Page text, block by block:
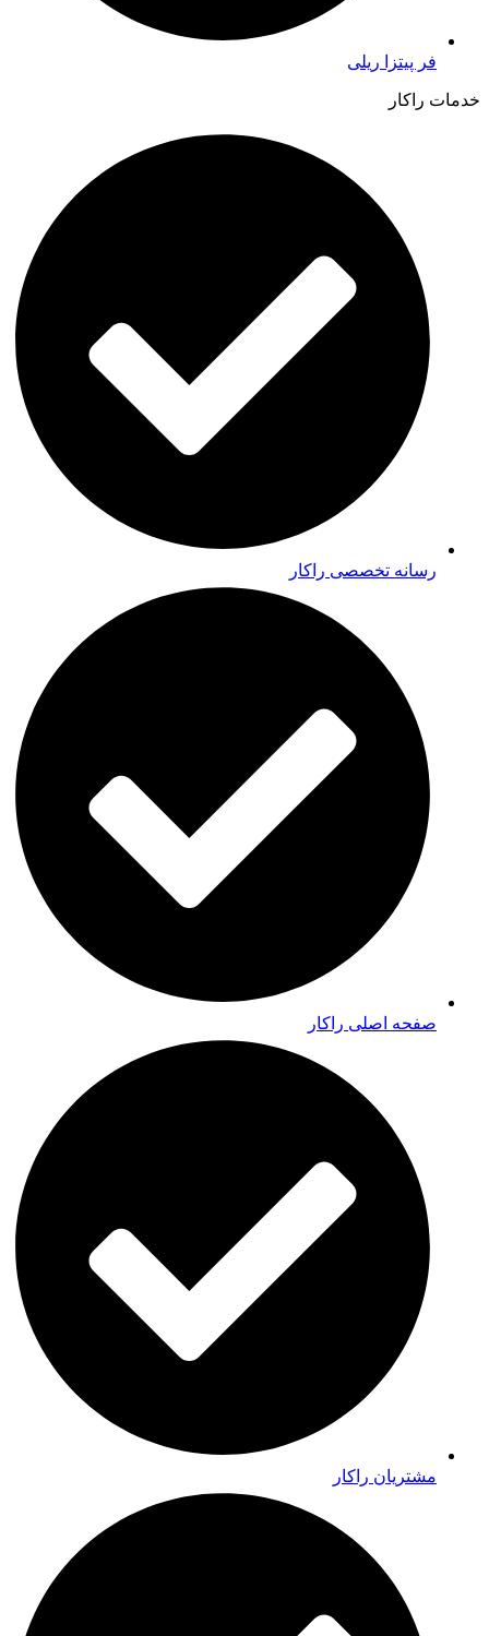
فر پیتزا ریلی
خدمات راکار
رسانه تخصصی راکار
صفحه اصلی راکار
مشتریان راکار